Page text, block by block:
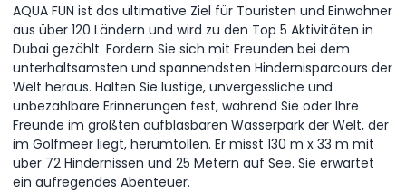
AQUA FUN ist das ultimative Ziel für Touristen und Einwohner
aus über 120 Ländern und wird zu den Top 5 Aktivitäten in
Dubai gezählt. Fordern Sie sich mit Freunden bei dem
unterhaltsamsten und spannendsten Hindernisparcours der
Welt heraus. Halten Sie lustige, unvergessliche und
unbezahlbare Erinnerungen fest, während Sie oder Ihre
Freunde im größten aufblasbaren Wasserpark der Welt, der
im Golfmeer liegt, herumtollen. Er misst 130 m x 33 m mit
über 72 Hindernissen und 25 Metern auf See. Sie erwartet
ein aufregendes Abenteuer.